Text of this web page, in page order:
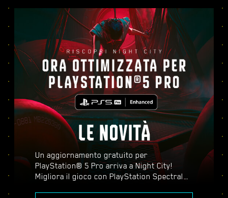
LE NOVITÀ
Un aggiornamento gratuito per
PlayStation® 5 Pro arriva a Night City!
Migliora il gioco con PlayStation Spectral